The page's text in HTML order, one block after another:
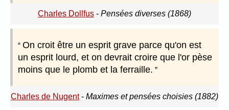
Charles Dollfus - Pensées diverses (1868)
On croit être un esprit grave parce qu'on est
un esprit lourd, et on devrait croire que l'or pèse
moins que le plomb et la ferraille.
Charles de Nugent- Maximes et pensées choisies (1882)